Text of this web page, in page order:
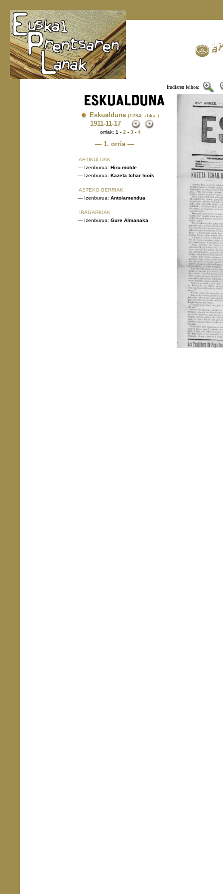
Irudiaren leihoa:
Eskualduna (1284. zbka.)
1911-11-17
orriak: 1 - 2 - 3 - 4
— 1. orria —
ARTIKULUAK
— Izenburua: Hiru molde
— Izenburua: Kazeta tchar hioik
ASTEKO BERRIAK
— Izenburua: Antolamendua
IRAGARKIAK
— Izenburua: Gure Almanaka